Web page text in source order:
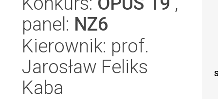
panel: NZ6
Kierownik: prof.
Jarosław Feliks
Kaba